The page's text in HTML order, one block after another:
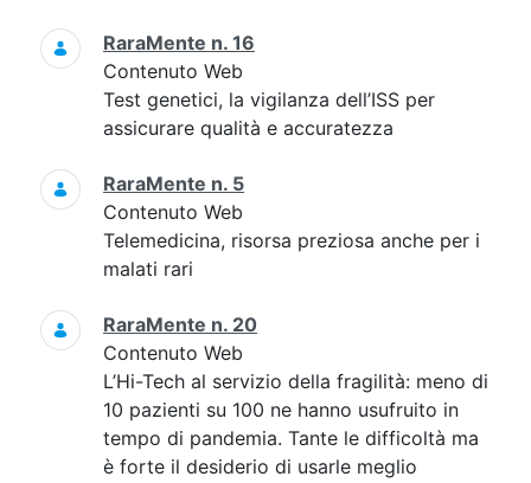
RaraMente n. 16
Contenuto Web
Test genetici, la vigilanza dell’ISS per
assicurare qualità e accuratezza
RaraMente n. 5
Contenuto Web
Telemedicina, risorsa preziosa anche per i
malati rari
RaraMente n. 20
Contenuto Web
L’Hi-Tech al servizio della fragilità: meno di
10 pazienti su 100 ne hanno usufruito in
tempo di pandemia. Tante le difficoltà ma
è forte il desiderio di usarle meglio